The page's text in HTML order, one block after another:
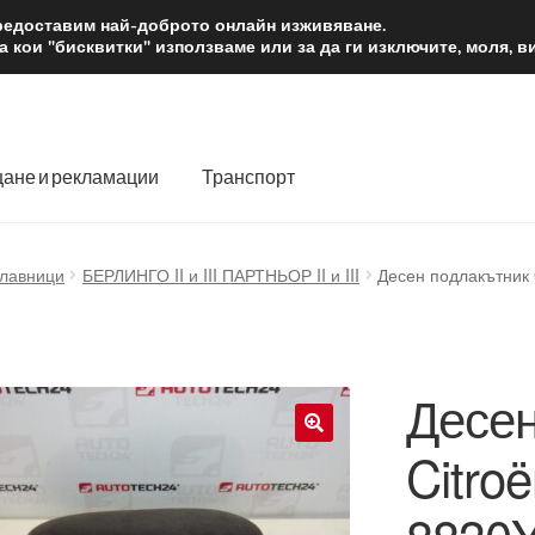
лв.
и рекламации Транспорт
БЕРЛИНГО II и III ПАРТНЬОР II и III Десен
най-доброто онлайн изживяване.
"бисквитки" използваме или за да ги изключите, моля,